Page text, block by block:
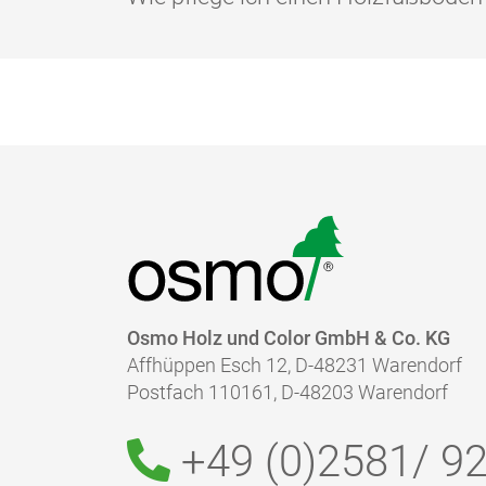
Boden mit Osmo Hartwachs-Öl
Osmo Holz und Color GmbH & Co. KG
Affhüppen Esch 12, D-48231 Warendorf
Postfach 110161, D-48203 Warendorf
+49 (0)2581/